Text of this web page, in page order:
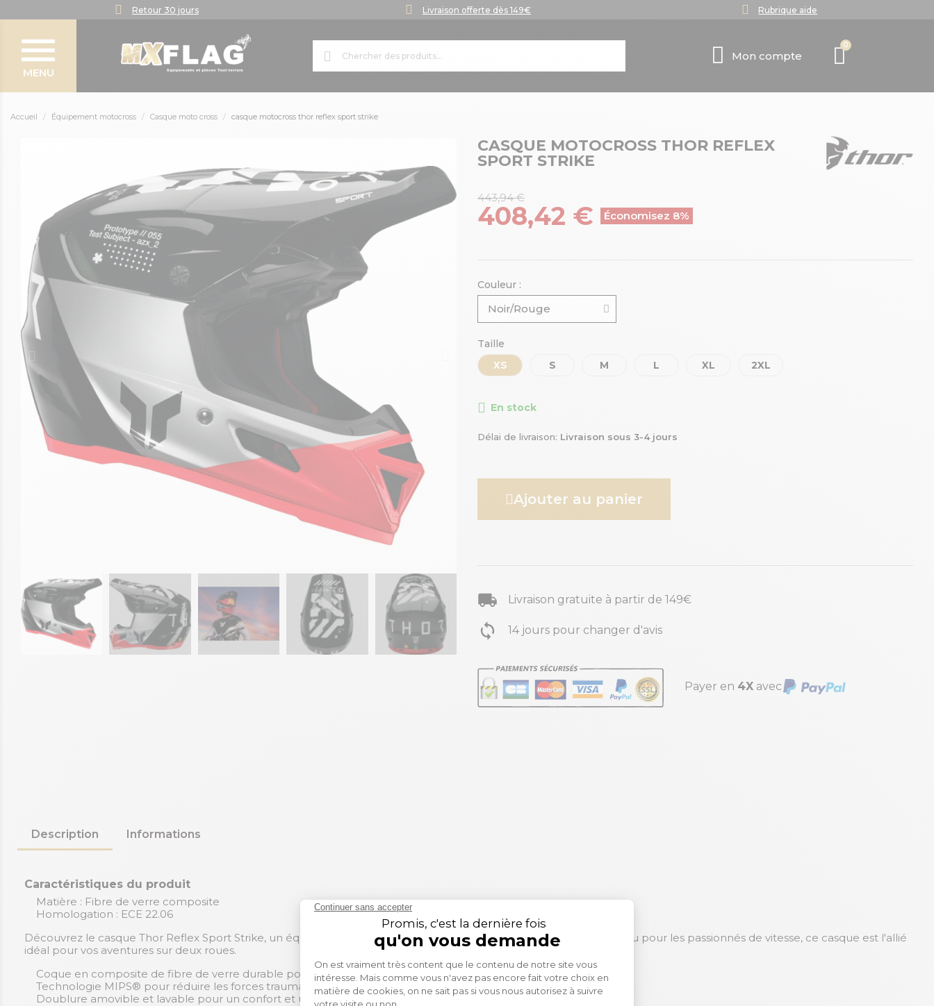
Retour 30 jours Livraison offerte dès 149€ Rubrique aide
MENU
Mon compte
Accueil Équipement motocross Casque moto cross casque motocross thor reflex sport strike
CASQUE MOTOCROSS THOR REFLEX
SPORT STRIKE
443,94 €
408,42 € Économisez 8%
Couleur :
Taille
XS
S M L XL 2XL
En stock
Délai de livraison Livraison sous 3-4 jours
Ajouter au panier
Livraison gratuite à partir de 149€
14 jours pour changer d'avis
Payer en 4Xavec
Description Informations
Caractéristiques du produit
Matière : Fibre de verre composite
Homologation : ECE 22.06
Découvrez le casque Thor Reflex Sport Strike, un équipement de motocross qui allie sécurité, confort et style. Conçu pour les passionnés de vitesse, ce casque est l'allié
idéal pour vos aventures sur deux roues.
Coque en composite de fibre de verre durable pour une protection optimale.
Technologie MIPS® pour réduire les forces traumatisantes sur le cerveau.
Doublure amovible et lavable pour un confort et une hygiène irréprochables.